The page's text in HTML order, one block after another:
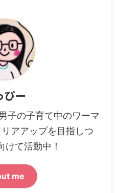
ぴー
子の子育て中のワーマ
アアップを目指しつ
けて活動中！
me